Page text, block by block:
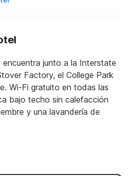
junto a la Interstate
Factory, el College Park
Wi-Fi gratuito en todas las
bajo techo sin calefacción
y una lavandería de